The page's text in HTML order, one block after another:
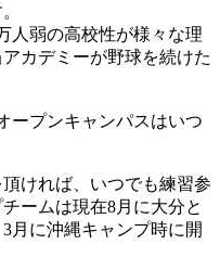
人弱の高校性が様々な理
カデミーが野球を続けた
ープンキャンパスはいつ
ければ、いつでも練習参
ームは現在8月に大分と
月に沖縄キャンプ時に開